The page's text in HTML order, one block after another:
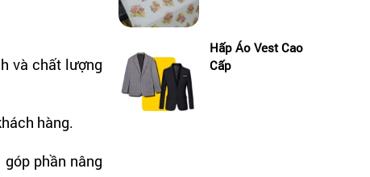
và chất lượng
hàng.
phần nâng
Hấp Áo Vest Cao
Cấp